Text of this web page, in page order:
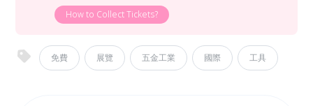
How to Collect Tickets?
免費 展覽 五金工業 國際 工具